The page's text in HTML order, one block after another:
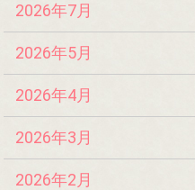
2026年7月
2026年5月
2026年4月
2026年3月
2026年2月